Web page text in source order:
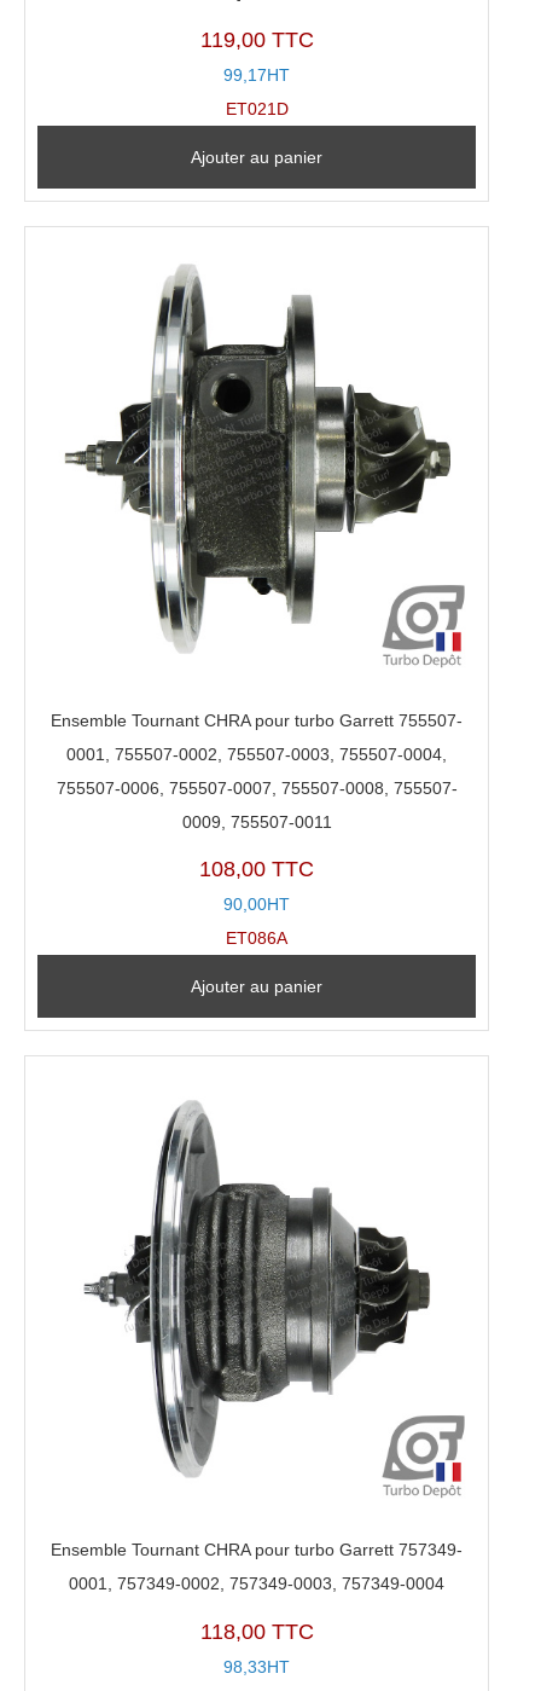
119,00 TTC
99,17HT
ET021D
Ajouter au panier
Ensemble Tournant CHRA pour turbo Garrett 755507-
0001, 755507-0002, 755507-0003, 755507-0004,
755507-0006, 755507-0007, 755507-0008, 755507-
0009, 755507-0011
108,00 TTC
90,00HT
ET086A
Ajouter au panier
Ensemble Tournant CHRA pour turbo Garrett 757349-
0001, 757349-0002, 757349-0003, 757349-0004
118,00 TTC
98,33HT